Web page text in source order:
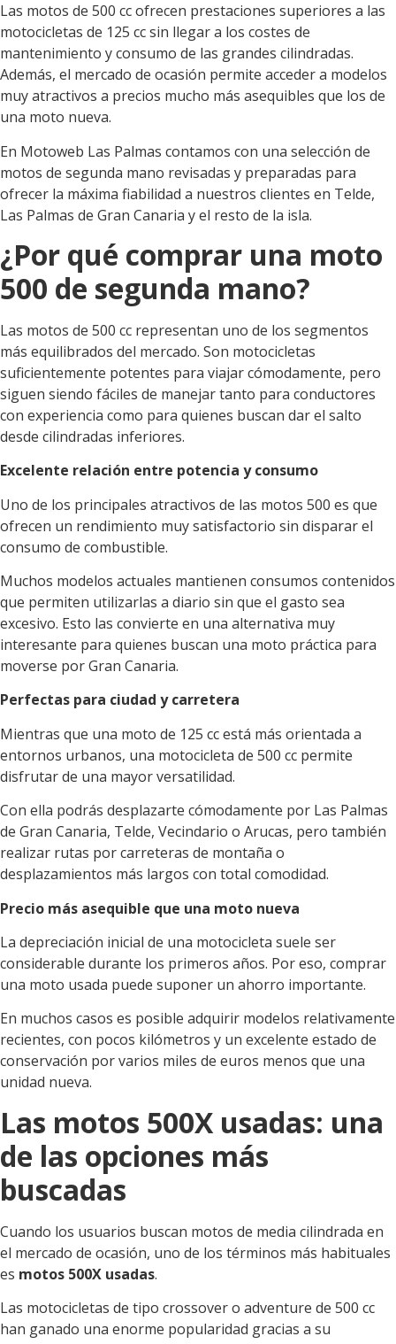
Las motos de 500 cc ofrecen prestaciones superiores a las
motocicletas de 125 cc sin llegar a los costes de
mantenimiento y consumo de las grandes cilindradas.
Además, el mercado de ocasión permite acceder a modelos
muy atractivos a precios mucho más asequibles que los de
una moto nueva.
En Motoweb Las Palmas contamos con una selección de
motos de segunda mano revisadas y preparadas para
ofrecer la máxima fiabilidad a nuestros clientes en Telde,
Las Palmas de Gran Canaria y el resto de la isla.
¿Por qué comprar una moto
500 de segunda mano?
Las motos de 500 cc representan uno de los segmentos
más equilibrados del mercado. Son motocicletas
suficientemente potentes para viajar cómodamente, pero
siguen siendo fáciles de manejar tanto para conductores
con experiencia como para quienes buscan dar el salto
desde cilindradas inferiores.
Excelente relación entre potencia y consumo
Uno de los principales atractivos de las motos 500 es que
ofrecen un rendimiento muy satisfactorio sin disparar el
consumo de combustible.
Muchos modelos actuales mantienen consumos contenidos
que permiten utilizarlas a diario sin que el gasto sea
excesivo. Esto las convierte en una alternativa muy
interesante para quienes buscan una moto práctica para
moverse por Gran Canaria.
Perfectas para ciudad y carretera
Mientras que una moto de 125 cc está más orientada a
entornos urbanos, una motocicleta de 500 cc permite
disfrutar de una mayor versatilidad.
Con ella podrás desplazarte cómodamente por Las Palmas
de Gran Canaria, Telde, Vecindario o Arucas, pero también
realizar rutas por carreteras de montaña o
desplazamientos más largos con total comodidad.
Precio más asequible que una moto nueva
La depreciación inicial de una motocicleta suele ser
considerable durante los primeros años. Por eso, comprar
una moto usada puede suponer un ahorro importante.
En muchos casos es posible adquirir modelos relativamente
recientes, con pocos kilómetros y un excelente estado de
conservación por varios miles de euros menos que una
unidad nueva.
Las motos 500X usadas: una
de las opciones más
buscadas
Cuando los usuarios buscan motos de media cilindrada en
el mercado de ocasión, uno de los términos más habituales
es motos 500X usadas.
Las motocicletas de tipo crossover o adventure de 500 cc
han ganado una enorme popularidad gracias a su